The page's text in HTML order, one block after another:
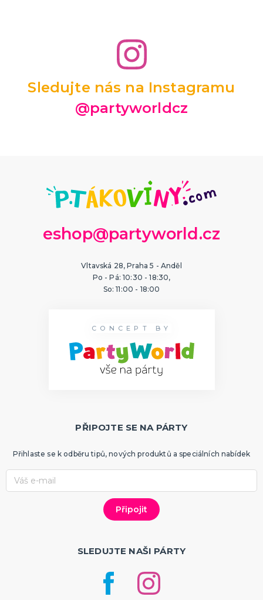
Sledujte nás na Instagramu
@partyworldcz
eshop@partyworld.cz
Vltavská 28, Praha 5 - Anděl
Po - Pá: 10:30 - 18:30,
So: 11:00 - 18:00
CONCEPT BY
PŘIPOJTE SE NA PÁRTY
Přihlaste se k odběru tipů, nových produktů a speciálních nabídek
SLEDUJTE NAŠI PÁRTY